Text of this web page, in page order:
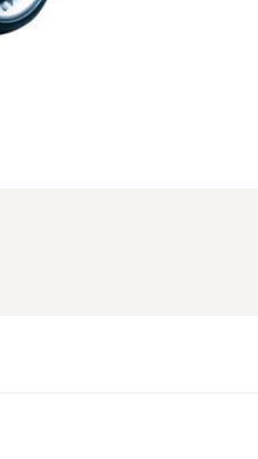
異なる場合があります (1/3枚)